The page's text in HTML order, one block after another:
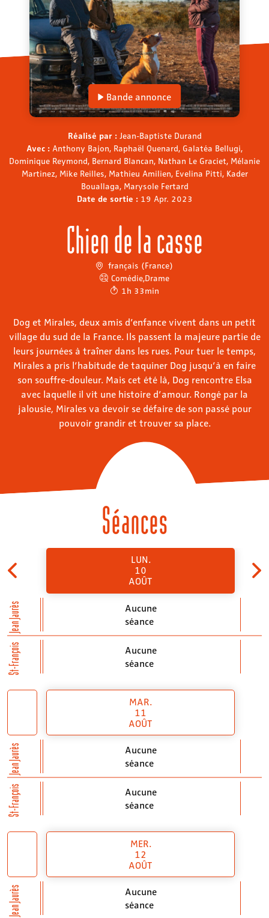
Bande annonce
Réalisé par : Jean-Baptiste Durand
Avec : Anthony Bajon, Raphaël Quenard, Galatéa Bellugi,
Dominique Reymond, Bernard Blancan, Nathan Le Graciet, Mélanie
Martinez, Mike Reilles, Mathieu Amilien, Evelina Pitti, Kader
Bouallaga, Marysole Fertard
Date de sortie : 19 Apr. 2023
Chien de la casse
français (France)
Comédie,Drame
1h 33min
Dog et Mirales, deux amis d’enfance vivent dans un petit
village du sud de la France. Ils passent la majeure partie de
leurs journées à traîner dans les rues. Pour tuer le temps,
Mirales a pris l’habitude de taquiner Dog jusqu’à en faire
son souffre-douleur. Mais cet été là, Dog rencontre Elsa
avec laquelle il vit une histoire d’amour. Rongé par la
jalousie, Mirales va devoir se défaire de son passé pour
pouvoir grandir et trouver sa place.
Séances
Jean Jaurès
St-François
LUN.
10
AOÛT
Aucune
séance
Aucune
séance
Jean Jaurès
St-François
MAR.
11
AOÛT
Aucune
séance
Aucune
séance
Jean Jaurès
MER.
12
AOÛT
Aucune
séance